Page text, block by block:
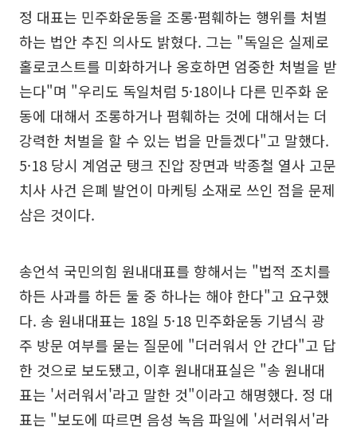
정 대표는 민주화운동을 조롱·폄훼하는 행위를 처벌
하는 법안 추진 의사도 밝혔다. 그는 "독일은 실제로
홀로코스트를 미화하거나 옹호하면 엄중한 처벌을 받
는다"며 "우리도 독일처럼 5·18이나 다른 민주화 운
동에 대해서 조롱하거나 폄훼하는 것에 대해서는 더
강력한 처벌을 할 수 있는 법을 만들겠다"고 말했다.
5·18 당시 계엄군 탱크 진압 장면과 박종철 열사 고문
치사 사건 은폐 발언이 마케팅 소재로 쓰인 점을 문제
삼은 것이다.
송언석 국민의힘 원내대표를 향해서는 "법적 조치를
하든 사과를 하든 둘 중 하나는 해야 한다"고 요구했
다. 송 원내대표는 18일 5·18 민주화운동 기념식 광
주 방문 여부를 묻는 질문에 "더러워서 안 간다"고 답
한 것으로 보도됐고, 이후 원내대표실은 "송 원내대
표는 '서러워서'라고 말한 것"이라고 해명했다. 정 대
표는 "보도에 따르면 음성 녹음 파일에 '서러워서'라